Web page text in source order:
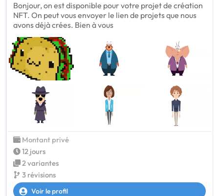
Bonjour, on est disponible pour votre projet de création
NFT. On peut vous envoyer le lien de projets que nous
avons déjà crées. Bien à vous
Montant privé
12 jours
2 variantes
3 révisions
Voir le profil